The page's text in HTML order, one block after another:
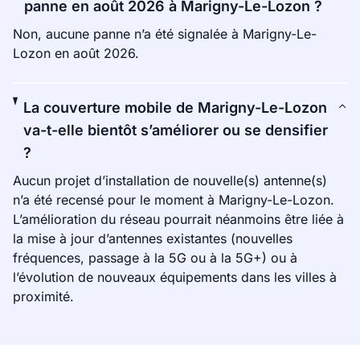
panne en août 2026 à Marigny-Le-Lozon ?
Non, aucune panne n’a été signalée à Marigny-Le-
Lozon en août 2026.
La couverture mobile de Marigny-Le-Lozon
va-t-elle bientôt s’améliorer ou se densifier
?
Aucun projet d’installation de nouvelle(s) antenne(s)
n’a été recensé pour le moment à Marigny-Le-Lozon.
L’amélioration du réseau pourrait néanmoins être liée à
la mise à jour d’antennes existantes (nouvelles
fréquences, passage à la 5G ou à la 5G+) ou à
l’évolution de nouveaux équipements dans les villes à
proximité.